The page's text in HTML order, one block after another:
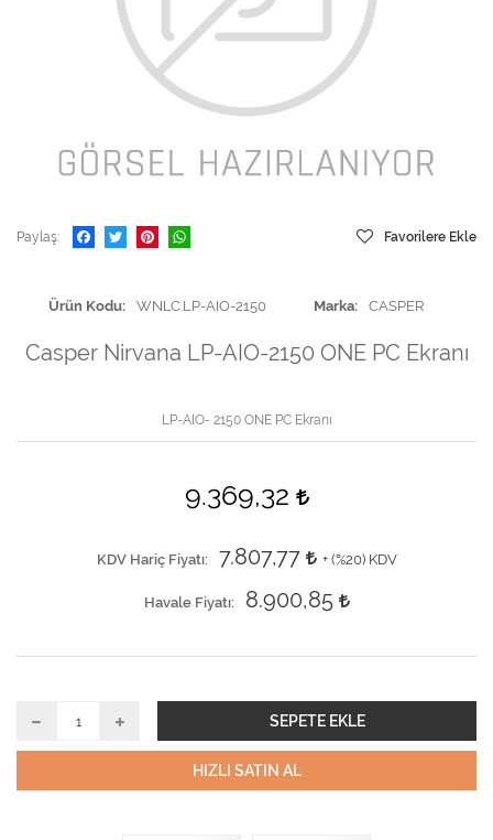
Paylaş Favorilere Ekle
Ürün Kodu WNLC.LP-AIO-2150 Marka CASPER
Casper Nirvana LP-AIO-2150 ONE PC Ekranı
LP-AIO- 2150 ONE PC Ekranı
9.369,32
KDV Hariç Fiyatı 7.807,77 + (%20) KDV
Havale Fiyatı 8.900,85
SEPETE EKLE
HIZLI SATIN AL